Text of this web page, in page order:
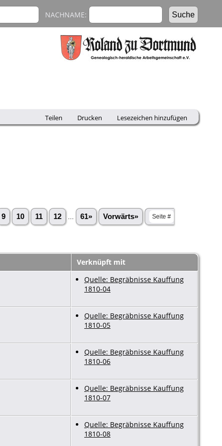
NACHNAME:
Teilen Drucken Lesezeichen hinzufügen
9 10 11 12 61» Vorwärts»
Verknüpft mit
Quelle: Begräbnisse Kauffung
1810-04
Quelle: Begräbnisse Kauffung
1810-05
Quelle: Begräbnisse Kauffung
1810-06
Quelle: Begräbnisse Kauffung
1810-07
Quelle: Begräbnisse Kauffung
1810-08